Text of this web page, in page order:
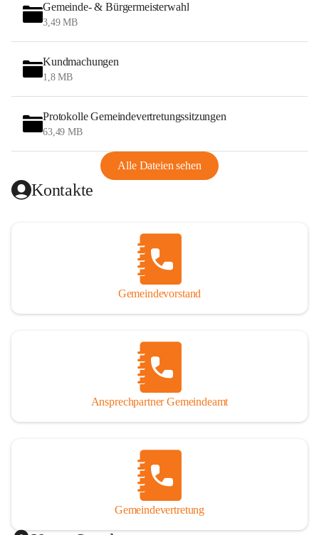
Gemeinde- & Bürgermeisterwahl
3,49 MB
Kundmachungen
1,8 MB
Protokolle Gemeindevertretungssitzungen
63,49 MB
Alle Dateien sehen
Kontakte
Gemeindevorstand
Ansprechpartner Gemeindeamt
Gemeindevertretung